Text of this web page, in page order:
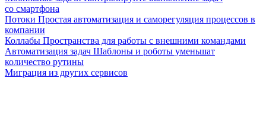
со смартфона
Потоки Простая автоматизация и саморегуляция процессов в
компании
Коллабы Пространства для работы с внешними командами
Автоматизация задач Шаблоны и роботы уменьшат
количество рутины
Миграция из других сервисов